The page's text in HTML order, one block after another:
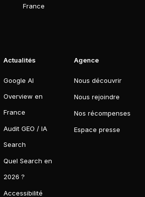
France
Actualités
Google AI
Overview en
France
Audit GEO / IA
Search
Quel Search en
2026 ?
Accessibilité
Agence
Nous découvrir
Nous rejoindre
Nos récompenses
Espace presse